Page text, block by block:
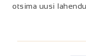
otsima uusi